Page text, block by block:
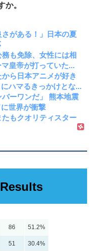
か。
がある！」日本の夏
務も免除、女性には相
皇帝が打っていた...
ら日本アニメが好き
ハマるきっかけとな...
ーワンだ」 熊本地震
世界が衝撃
もクオリティスター
86 51.2%
51 30.4%